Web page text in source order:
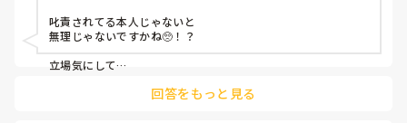
叱責されてる本人じゃないと
無理じゃないですかね🥺！？
立場気にして
なんて証言されたら‥🥺 回答をもっと見る